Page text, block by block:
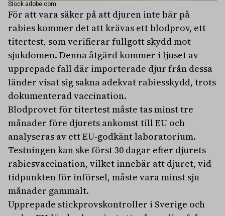
Stock.adobe.com
För att vara säker på att djuren inte bär på
rabies kommer det att krävas ett blodprov, ett
titertest, som verifierar fullgott skydd mot
sjukdomen. Denna åtgärd kommer i ljuset av
upprepade fall där importerade djur från dessa
länder visat sig sakna adekvat rabiesskydd, trots
dokumenterad vaccination.
Blodprovet för titertest måste tas minst tre
månader före djurets ankomst till EU och
analyseras av ett EU-godkänt laboratorium.
Testningen kan ske först 30 dagar efter djurets
rabiesvaccination, vilket innebär att djuret, vid
tidpunkten för införsel, måste vara minst sju
månader gammalt.
Upprepade stickprovskontroller i Sverige och